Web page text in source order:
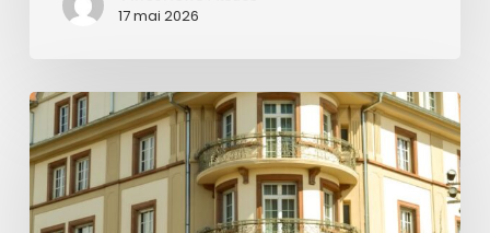
17 mai 2026
Les
Grandes
Maisons
d’Alsace,